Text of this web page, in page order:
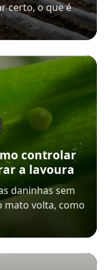
certo, o que é
controlar
a lavoura
daninhas sem
mato volta, como